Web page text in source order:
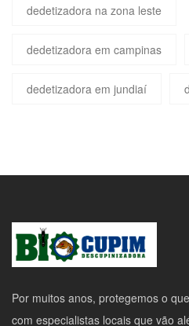
dedetizadora na zona leste
dedetizadora em campinas
dedetizadora em jundiaí
Por muitos anos, protegemos o
com especialistas locais que vão